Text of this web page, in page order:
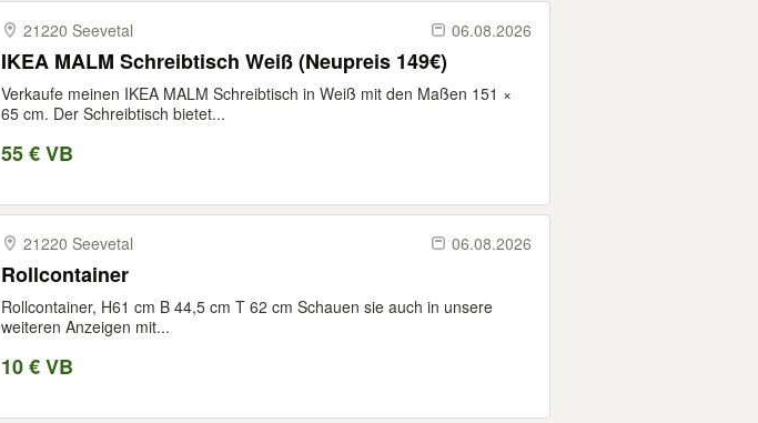
21220 Seevetal 06.08.2026
IKEA MALM Schreibtisch Weiß (Neupreis 149€)
Verkaufe meinen IKEA MALM Schreibtisch in Weiß mit den Maßen 151 ×
65 cm. Der Schreibtisch bietet...
55 € VB
21220 Seevetal 06.08.2026
Rollcontainer
Rollcontainer, H61 cm B 44,5 cm T 62 cm Schauen sie auch in unsere
weiteren Anzeigen mit...
10 € VB